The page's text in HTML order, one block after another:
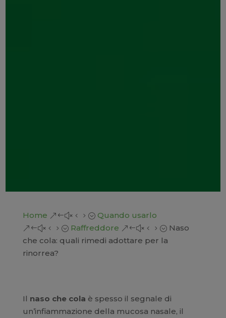
Home &#x45; Quando usarlo
&#x45; Raffreddore &#x45; Naso
che cola: quali rimedi adottare per la
rinorrea?
Il naso che cola è spesso il segnale di
un’infiammazione della mucosa nasale, il